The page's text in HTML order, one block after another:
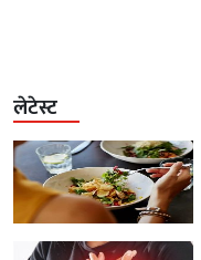
लेटेस्ट